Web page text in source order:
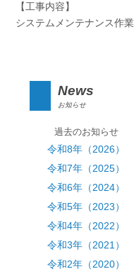
【工事内容】
システムメンテナンス作業
News
お知らせ
過去のお知らせ
令和8年（2026）
令和7年（2025）
令和6年（2024）
令和5年（2023）
令和4年（2022）
令和3年（2021）
令和2年（2020）